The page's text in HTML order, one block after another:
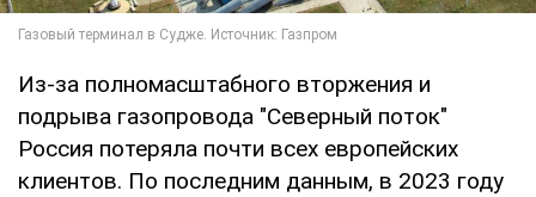
Из-за полномасштабного вторжения и
подрыва газопровода "Северный поток"
Россия потеряла почти всех европейских
клиентов. По последним данным, в 2023 году